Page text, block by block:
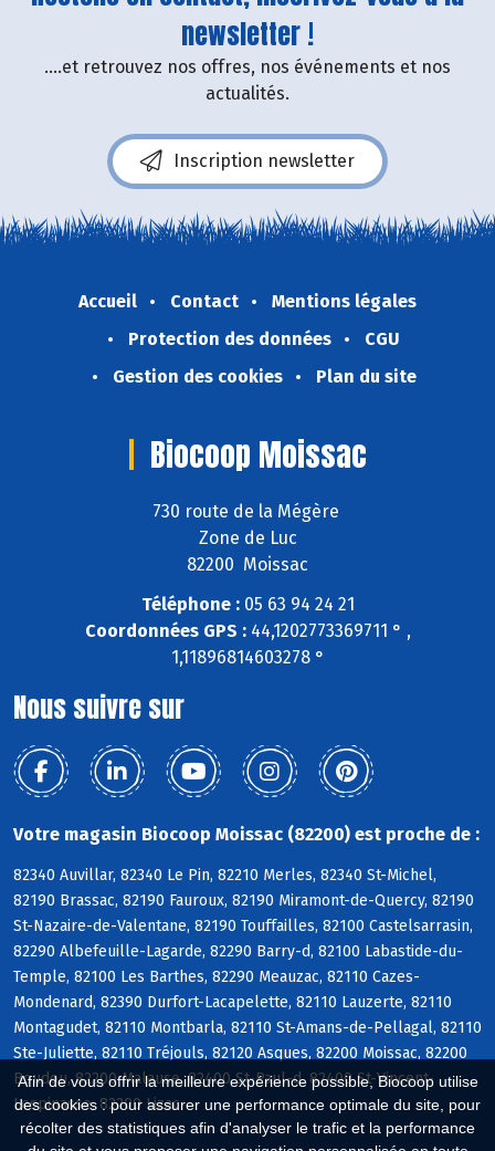
Afin de vous offrir la meilleure expérience possible, Biocoop utilise
des cookies : pour assurer une performance optimale du site, pour
récolter des statistiques afin d'analyser le trafic et la performance
newsletter !
....et retrouvez nos offres, nos événements et nos
actualités.
Inscription newsletter
Accueil Contact
Mentions légales
Protection des données
CGU
Gestion des cookies
Plan du site
Biocoop Moissac
730 route de la Mégère
Zone de Luc
82200 Moissac
Téléphone :05 63 94 24 21
Coordonnées GPS :44,1202773369711 ° ,
1,11896814603278 °
Nous suivre sur
Votre magasin Biocoop Moissac (82200) est proche de :
82340 Auvillar, 82340 Le Pin, 82210 Merles, 82340 St-Michel,
82190 Brassac, 82190 Fauroux, 82190 Miramont-de-Quercy, 82190
St-Nazaire-de-Valentane, 82190 Touffailles, 82100 Castelsarrasin,
82290 Albefeuille-Lagarde, 82290 Barry-d, 82100 Labastide-du-
Temple, 82100 Les Barthes, 82290 Meauzac, 82110 Cazes-
Mondenard, 82390 Durfort-Lacapelette, 82110 Lauzerte, 82110
Montagudet, 82110 Montbarla, 82110 St-Amans-de-Pellagal, 82110
Ste-Juliette, 82110 Tréjouls, 82120 Asques, 82200 Moissac, 82200
Boudou, 82200 Malause, 82400 St-Paul-d, 82400 St-Vincent-
Lespinasse, 82200 Lizac